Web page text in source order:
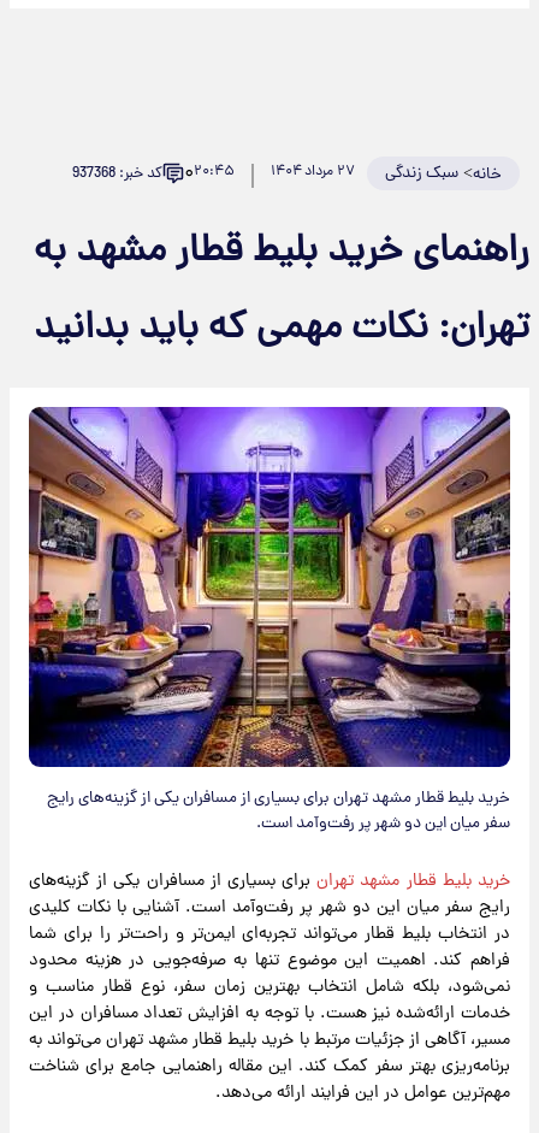
خانه>سبک زندگی ۲۷ مرداد ۱۴۰۴ ۲۰:۴۵۰ کد خبر: 937368
راهنمای خرید بلیط قطار مشهد به
تهران: نکات مهمی که باید بدانید
خرید بلیط قطار مشهد تهران برای بسیاری از مسافران یکی از گزینه‌های رایج
سفر میان این دو شهر پر رفت‌وآمد است.
خرید بلیط قطار مشهد تهرانبرای بسیاری از مسافران یکی از گزینه‌های
رایج سفر میان این دو شهر پر رفت‌وآمد است. آشنایی با نکات کلیدی
در انتخاب بلیط قطار می‌تواند تجربه‌ای ایمن‌تر و راحت‌تر را برای شما
فراهم کند. اهمیت این موضوع تنها به صرفه‌جویی در هزینه محدود
نمی‌شود، بلکه شامل انتخاب بهترین زمان سفر، نوع قطار مناسب و
خدمات ارائه‌شده نیز هست. با توجه به افزایش تعداد مسافران در این
مسیر، آگاهی از جزئیات مرتبط با خرید بلیط قطار مشهد تهران می‌تواند به
برنامه‌ریزی بهتر سفر کمک کند. این مقاله راهنمایی جامع برای شناخت
مهم‌ترین عوامل در این فرایند ارائه می‌دهد.